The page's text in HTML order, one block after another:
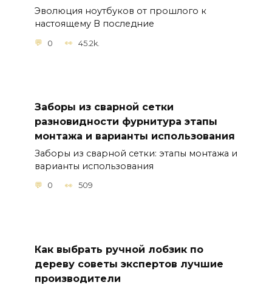
Эволюция ноутбуков от прошлого к
настоящему В последние
0 45.2k.
Заборы из сварной сетки
разновидности фурнитура этапы
монтажа и варианты использования
Заборы из сварной сетки: этапы монтажа и
варианты использования
0 509
Как выбрать ручной лобзик по
дереву советы экспертов лучшие
производители